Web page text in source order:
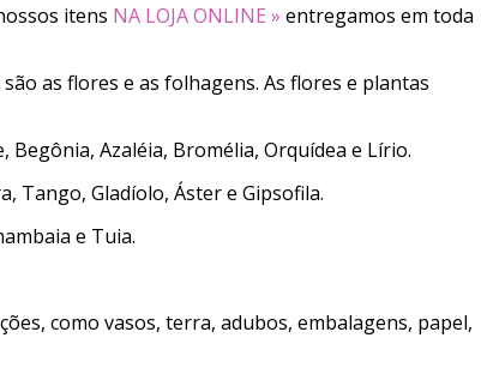
itens NA LOJA ONLINE » entregamos em toda
as flores e as folhagens. As flores e plantas
Begônia, Azaléia, Bromélia, Orquídea e Lírio.
Tango, Gladíolo, Áster e Gipsofila.
e Tuia.
como vasos, terra, adubos, embalagens, papel,